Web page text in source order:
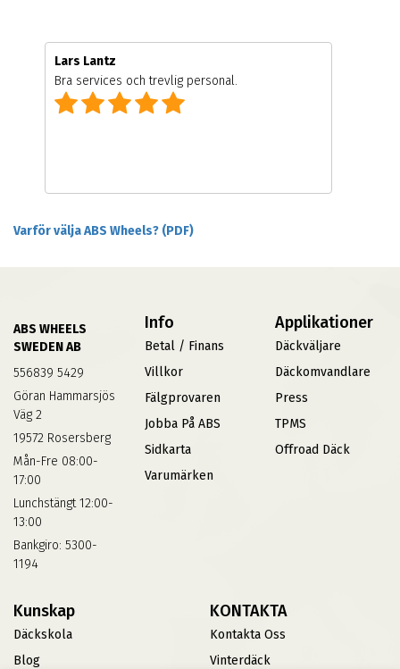
Lars Lantz
Bra services och trevlig personal.
Varför välja ABS Wheels? (PDF)
ABS WHEELS
SWEDEN AB
556839 5429
Göran Hammarsjös
Väg 2
19572 Rosersberg
Mån-Fre 08:00-
17:00
Lunchstängt 12:00-
13:00
Bankgiro: 5300-
1194
Info
Betal / Finans
Villkor
Fälgprovaren
Jobba På ABS
Sidkarta
Varumärken
Applikationer
Däckväljare
Däckomvandlare
Press
TPMS
Offroad Däck
Kunskap
Däckskola
Blog
KONTAKTA
Kontakta Oss
Vinterdäck